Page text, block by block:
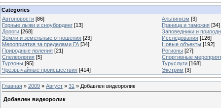
Categories
Автоновости [86] Альпинизм [3]
Горные лыжи и сноубординг [13] Граница и таможня [34]
Дороги [268]
Заповедники и
Земли и земельные отношения [23] Исследования [126]
Мероприятия за пределами ГА [34] Новые объекты [192]
Природные явления [21] Регионы [27]
Спелеология [5]
Спортивные
Турзоны [95] Туруслуги [168]
Чрезвычайные происшествия [414] Экстрим [3]
Главная » 2009 » Август » 31 » Добавлен видеоролик
Добавлен видеоролик